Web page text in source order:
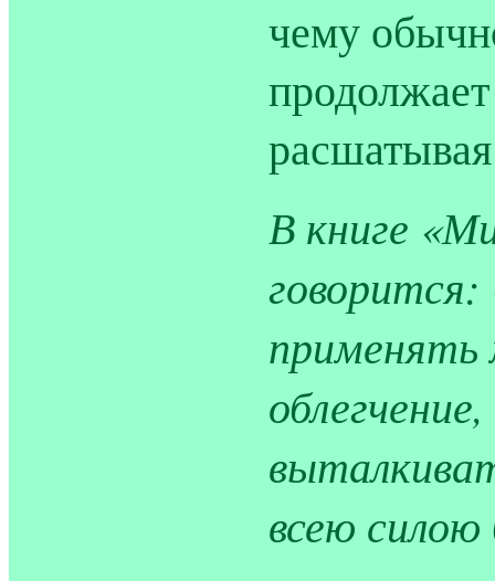
чему
В книге
применять
всею силою